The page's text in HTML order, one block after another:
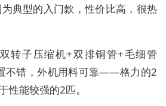
典型的入门款，性价比高，很热
转子压缩机+双排铜管+毛细管
不错，外机用料可靠——格力的2
性能较强的2匹。